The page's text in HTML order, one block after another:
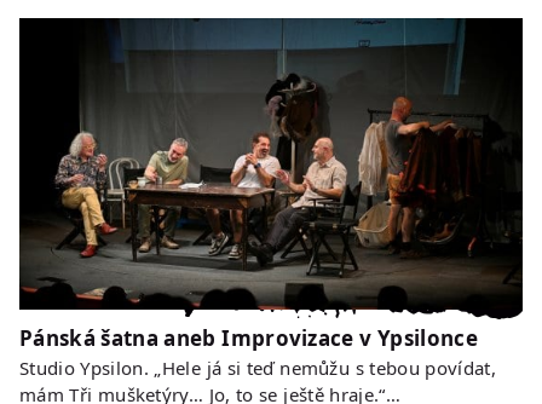
Pánská šatna aneb Improvizace v Ypsilonce
Studio Ypsilon. „Hele já si teď nemůžu s tebou povídat,
mám Tři mušketýry… Jo, to se ještě hraje.“…